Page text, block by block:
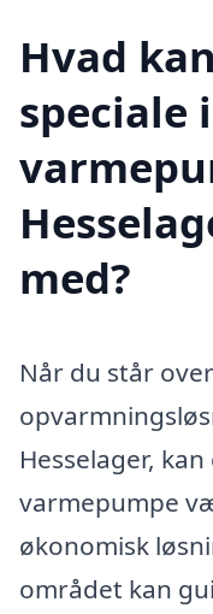
Hvad
speciale
med?
Når du står
Hesselager,
varmepumpe
økonomisk
området kan